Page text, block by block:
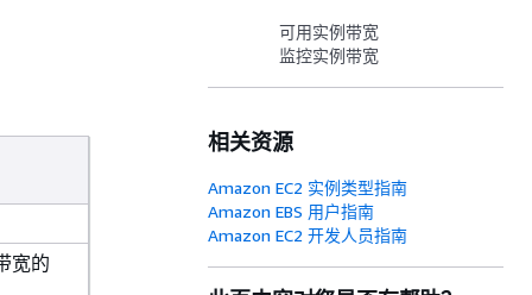
宽的
可用实例带宽
监控实例带宽
相关资源
Amazon EC2 实例类型指南
Amazon EBS 用户指南
Amazon EC2 开发人员指南